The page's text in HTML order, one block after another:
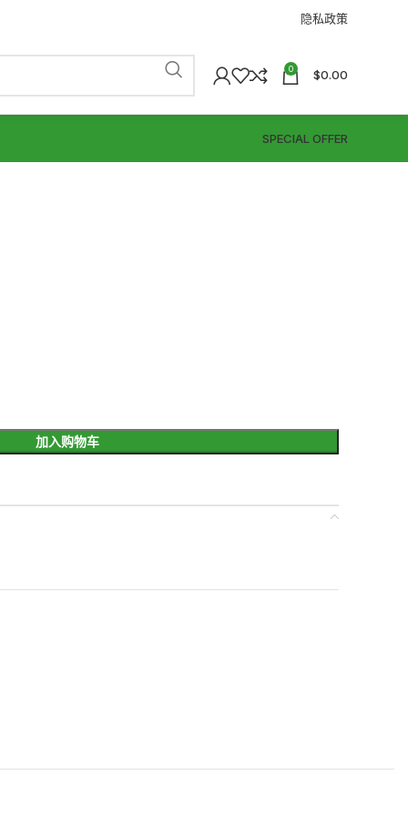
隐私政策
0 $0.00
SPECIAL OFFER
加入购物车